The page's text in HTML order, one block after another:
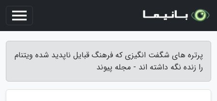
پرتره های شگفت انگیزی که فرهنگ قبایل ناپدید شده ویتنام
را زنده نگه داشته اند - مجله پیوند